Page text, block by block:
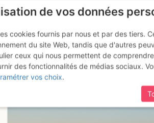
jour du site,si certaines pages ne sont
endroit!
de vos données
cookies fournis par nous et par des tiers.
du site Web, tandis que d'autres
ceux qui nous permettent de
des fonctionnalités de médias sociaux.
vos choix.